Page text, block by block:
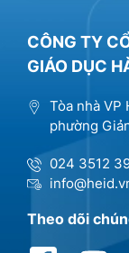
CÔNG TY
GIÁO DỤC
Tòa nhà VP
phường
024 3512
Theo dõi